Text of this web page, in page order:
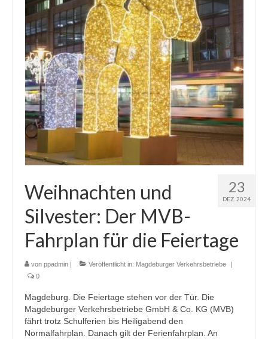
23
DEZ. 2024
Weihnachten und
Silvester: Der MVB-
Fahrplan für die Feiertage
von ppadmin | Veröffentlicht in: Magdeburger Verkehrsbetriebe
|
0
Magdeburg. Die Feiertage stehen vor der Tür. Die
Magdeburger Verkehrsbetriebe GmbH & Co. KG (MVB)
fährt trotz Schulferien bis Heiligabend den
Normalfahrplan. Danach gilt der Ferienfahrplan. An